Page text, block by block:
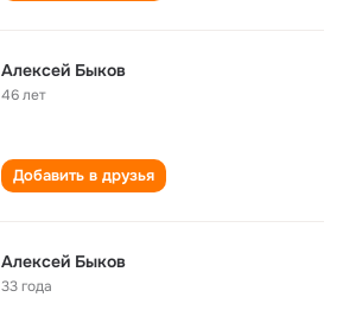
Алексей Быков
46 лет
Добавить в друзья
Алексей Быков
33 года